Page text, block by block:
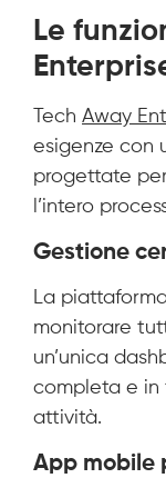
Le
Tech Away
esigenze con
progettate
l’intero
Gestione
La
monitorare
un’unica
completa e in
attività.
App mobile